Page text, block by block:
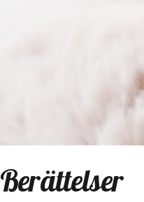
Berättelser